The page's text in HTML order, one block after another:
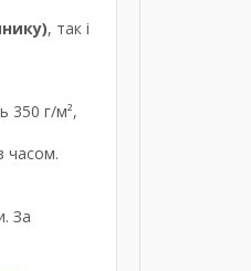
, так і
350 г/м²,
часом.
За